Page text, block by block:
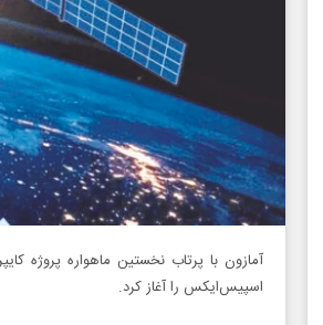
آمازون با پرتاب نخستین ماهواره‌ پروژه
اسپیس‌ایکس را آغاز کرد.